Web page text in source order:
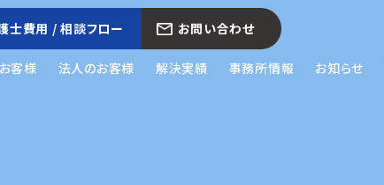
士費用 / 相談フロー お問い合わせ
客様 法人のお客様 解決実績 事務所情報 お知らせ